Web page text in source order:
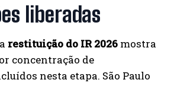
liberadas
restituição do IR 2026 mostra
concentração de
nesta etapa. São Paulo